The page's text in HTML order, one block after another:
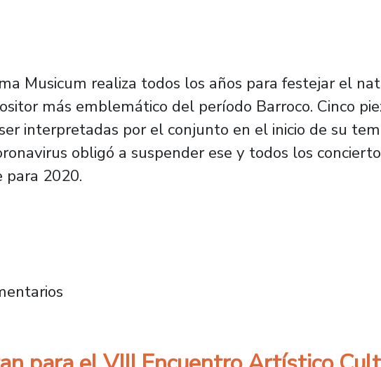
Musicum realiza todos los años para festejar el
más emblemático del período Barroco. Cinco
interpretadas por el conjunto en el inicio de su
obligó a suspender ese y todos los
para 2020.
regreso en el Teatro Aula Magna a través de